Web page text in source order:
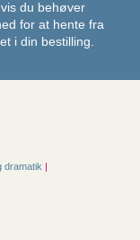
du behøver
for at hente fra
i din bestilling.
dramatik |